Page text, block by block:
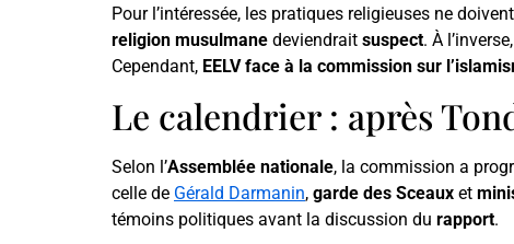
Pour l’intéressée, les pratiques religieuses ne
religion musulmane deviendrait suspect. À
Cependant, EELV face à la commission sur
Le calendrier : après
Selon l’Assemblée nationale, la commission a
celle de Gérald Darmanin, garde des Sceaux et
témoins politiques avant la discussion du rapport.